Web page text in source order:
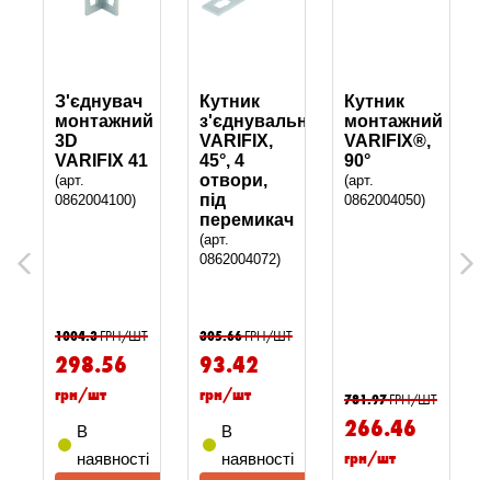
Previous
З'єднувач
монтажний
3D
VARIFIX 41
(арт.
0862004100)
1004.3ГРН/ШТ
298.56
грн/шт
В
наявності
Кутник
з'єднувальний
VARIFIX,
45°, 4
отвори,
під
перемикач
(арт.
0862004072)
305.66ГРН/ШТ
93.42
грн/шт
В
наявності
Кутник
монтажний
VARIFIX®,
90°
(арт.
0862004050)
781.97ГРН/ШТ
266.46
грн/шт
Next